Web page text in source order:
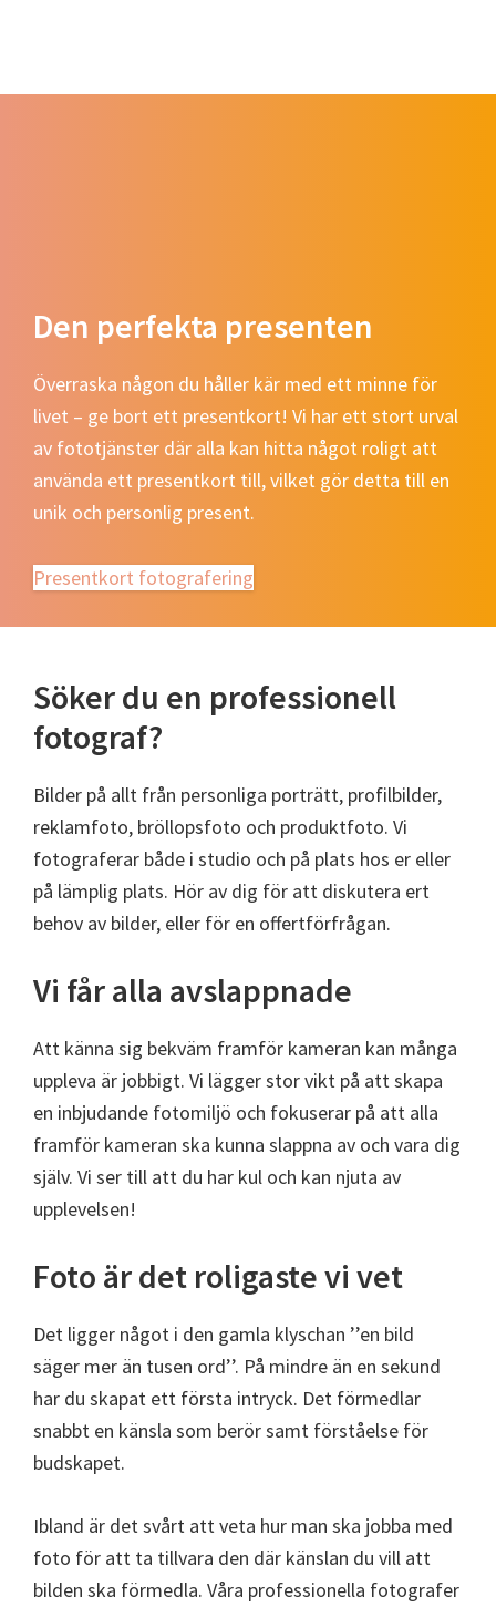
Den perfekta presenten
Överraska någon du håller kär med ett minne för
livet – ge bort ett presentkort! Vi har ett stort urval
av fototjänster där alla kan hitta något roligt att
använda ett presentkort till, vilket gör detta till en
unik och personlig present.
Presentkort fotografering
Söker du en professionell
fotograf?
Bilder på allt från personliga porträtt, profilbilder,
reklamfoto, bröllopsfoto och produktfoto. Vi
fotograferar både i studio och på plats hos er eller
på lämplig plats. Hör av dig för att diskutera ert
behov av bilder, eller för en offertförfrågan.
Vi får alla avslappnade
Att känna sig bekväm framför kameran kan många
uppleva är jobbigt. Vi lägger stor vikt på att skapa
en inbjudande fotomiljö och fokuserar på att alla
framför kameran ska kunna slappna av och vara dig
själv. Vi ser till att du har kul och kan njuta av
upplevelsen!
Foto är det roligaste vi vet
Det ligger något i den gamla klyschan ’’en bild
säger mer än tusen ord’’. På mindre än en sekund
har du skapat ett första intryck. Det förmedlar
snabbt en känsla som berör samt förståelse för
budskapet.
Ibland är det svårt att veta hur man ska jobba med
foto för att ta tillvara den där känslan du vill att
bilden ska förmedla. Våra professionella fotografer